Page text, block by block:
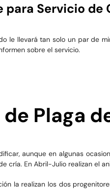
Servicio de
le llevará tan solo un par de
sobre el servicio.
Plaga
aunque en algunas
En Abril-Julio realizan el
la realizan los dos